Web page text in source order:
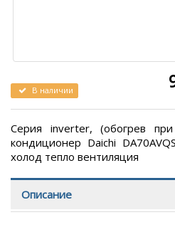
В наличии
Серия inverter, (обогрев
кондиционер Daichi
холод тепло вентиляция
Описание